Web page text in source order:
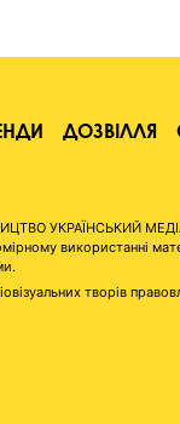
ДОЗВІЛЛЯ
УКРАЇНСЬКИЙ
використанні
творів